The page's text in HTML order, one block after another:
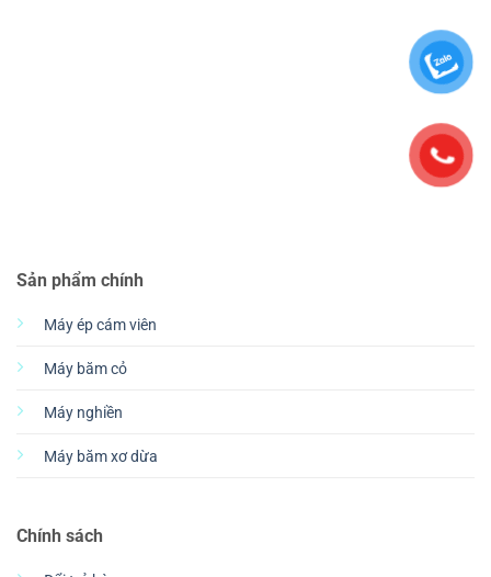
Sản phẩm chính
Máy ép cám viên
Máy băm cỏ
Máy nghiền
Máy băm xơ dừa
Chính sách